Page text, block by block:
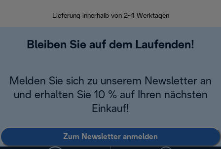
Lieferung innerhalb von 2-4 Werktagen
Bleiben Sie auf dem Laufenden!
Melden Sie sich zu unserem Newsletter an
und erhalten Sie 10 % auf Ihren nächsten
Einkauf!
Zum Newsletter anmelden